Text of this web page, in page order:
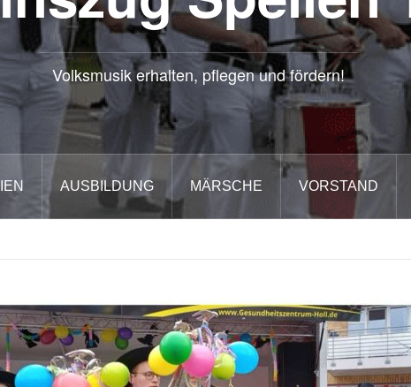
Volksmusik erhalten, pflegen und fördern!
AUSBILDUNG MÄRSCHE VORSTAND